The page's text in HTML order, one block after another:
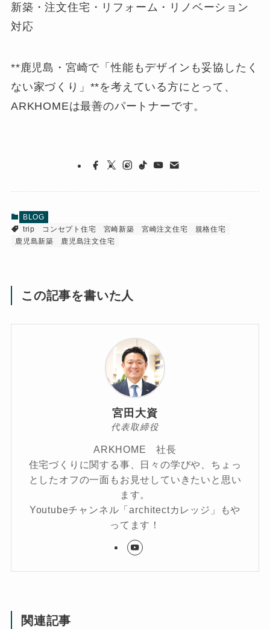
新築・注文住宅・リフォーム・リノベーション
対応
**鹿児島・宮崎で「性能もデザインも妥協したく
ない家づくり」**を考えている方にとって、
ARKHOMEは最善のパートナーです。
BLOG
trip
コンセプト住宅 宮崎新築 宮崎注文住宅
規格住宅
鹿児島新築
鹿児島注文住宅
この記事を書いた人
宮田大資
代表取締役
ARKHOME 社長
住宅づくりに関する事、日々の学びや、ちょっ
としたオフの一面もお見せしていきたいと思い
ます。
Youtubeチャンネル「architectカレッジ」もや
ってます！
関連記事